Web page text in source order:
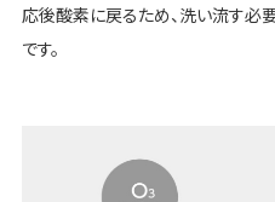
応後酸素に戻るため、洗い流す必
です。